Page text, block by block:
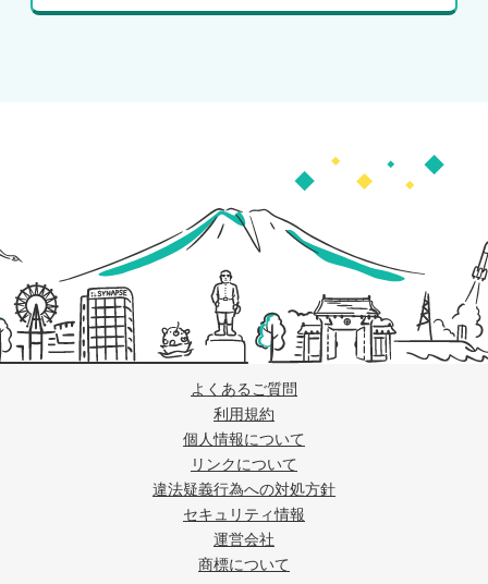
よくあるご質問
利用規約
個人情報について
リンクについて
違法疑義行為への対処方針
セキュリティ情報
運営会社
商標について